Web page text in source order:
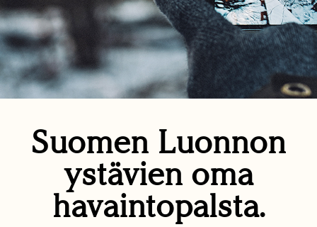
Suomen Luonnon
ystävien oma
havaintopalsta.